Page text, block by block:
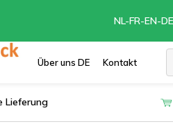
Über uns DE Kontakt
NL-FR-EN-
Lieferung